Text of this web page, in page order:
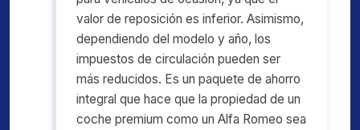
valor de reposición es inferior. Asimismo,
dependiendo del modelo y año, los
impuestos de circulación pueden ser
más reducidos. Es un paquete de ahorro
integral que hace que la propiedad de un
coche premium como un Alfa Romeo sea